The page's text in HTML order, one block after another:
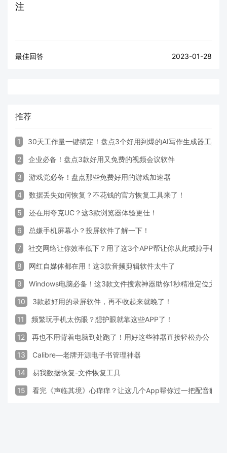
注
最佳回答 2023-01-28
推荐
1 30天工作量一键搞定！盘点3个好用到爆的AI写作生成器工具
2 企业必备！盘点3款好用又免费的视频会议软件
3 游戏党必备！盘点那些免费好用的游戏加速器
4 数据丢失如何恢复？不花钱的官方恢复工具来了！
5 还在用夸克UC？这3款浏览器体验更佳！
6 总嫌手机屏幕小？投屏软件了解一下！
7 社交网络让你效率低下？用了这3个APP帮让你从此戒掉手机！
8 网红自媒体都在用！这3款音频剪辑软件太牛了
9 Windows电脑必备！这3款文件搜索神器助你1秒精准定位文件
10 3款超好用的录屏软件，再不收起来就晚了！
11 频繁玩手机太伤眼？想护眼就靠这些APP了！
12 再也不用背着电脑到处跑了！用好这些神器直接轻松办公
13 Calibre—老牌开源电子书管理神器
14 易我数据恢复-文件恢复工具
15 看完《声临其境》心痒痒？让这几个App帮你过一把配音瘾